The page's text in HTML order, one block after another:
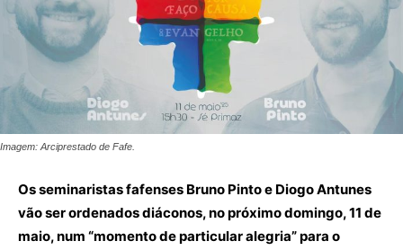
Imagem: Arciprestado de Fafe.
Os seminaristas fafenses Bruno Pinto e Diogo Antunes
vão ser ordenados diáconos, no próximo domingo, 11 de
maio, num “momento de particular alegria” para o